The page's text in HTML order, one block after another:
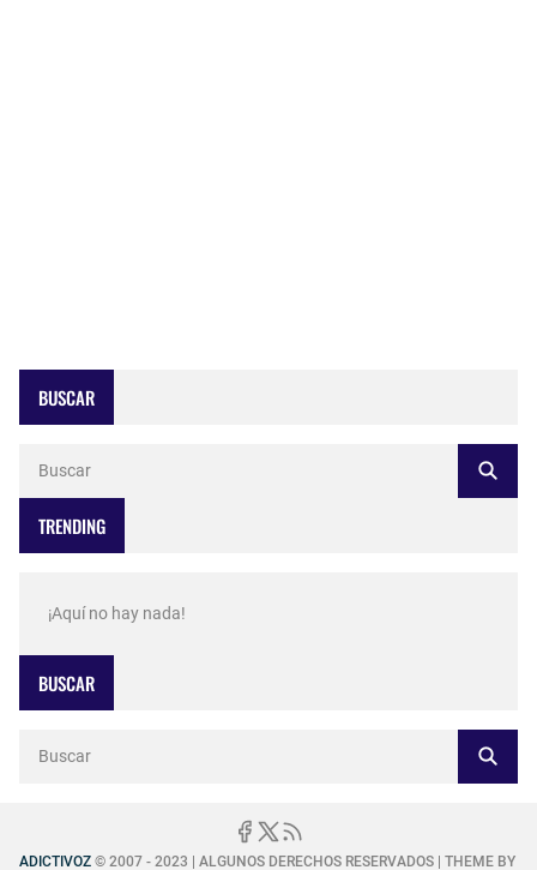
BUSCAR
TRENDING
¡Aquí no hay nada!
BUSCAR
ADICTIVOZ © 2007 - 2023 | ALGUNOS DERECHOS RESERVADOS | THEME BY